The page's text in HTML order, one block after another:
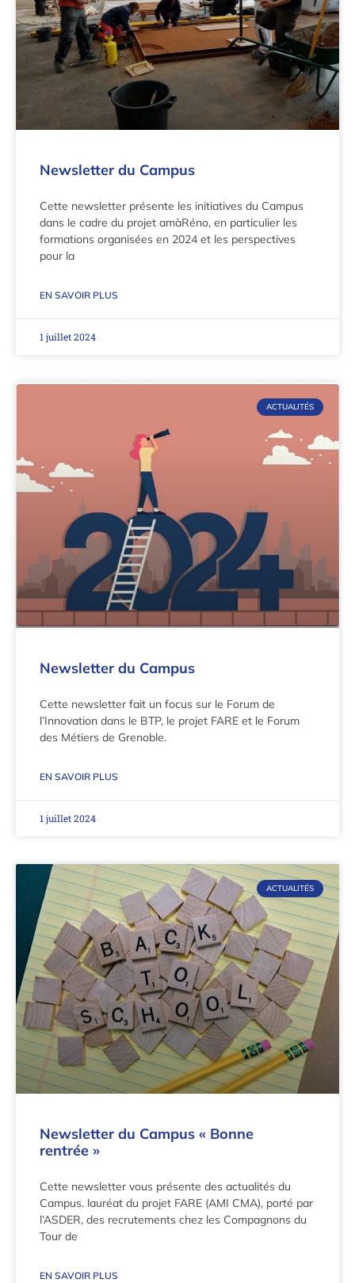
Newsletter du Campus
Cette newsletter présente les initiatives du Campus
dans le cadre du projet amàRéno, en particulier les
formations organisées en 2024 et les perspectives
pour la
EN SAVOIR PLUS
1 juillet 2024
ACTUALITÉS
Newsletter du Campus
Cette newsletter fait un focus sur le Forum de
l’Innovation dans le BTP, le projet FARE et le Forum
des Métiers de Grenoble.
EN SAVOIR PLUS
1 juillet 2024
ACTUALITÉS
Newsletter du Campus « Bonne
rentrée »
Cette newsletter vous présente des actualités du
Campus. lauréat du projet FARE (AMI CMA), porté par
l’ASDER, des recrutements chez les Compagnons du
Tour de
EN SAVOIR PLUS